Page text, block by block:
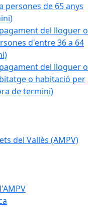
persones de 65 anys
del lloguer o
d'entre 36 a 64
del lloguer o
o habitació per
de termini)
del Vallès (AMPV)